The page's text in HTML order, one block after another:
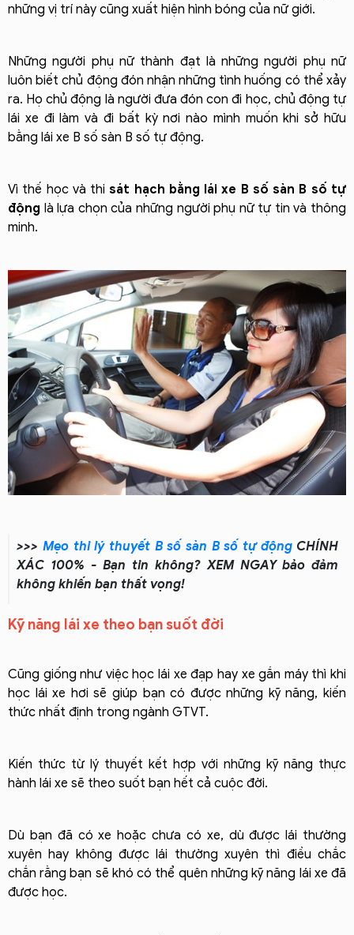
những vị trí này cũng xuất hiện hình bóng của nữ giới.
Những người phụ nữ thành đạt là những người phụ nữ
luôn biết chủ động đón nhận những tình huống có thể xảy
ra. Họ chủ động là người đưa đón con đi học, chủ động tự
lái xe đi làm và đi bất kỳ nơi nào mình muốn khi sở hữu
bằng lái xe B số sàn B số tự động.
Vì thế học và thisát hạch bằng lái xe B số sàn B số tự
động là lựa chọn của những người phụ nữ tự tin và thông
minh.
>>> Mẹo thi lý thuyết B số sàn B số tự độngCHÍNH
XÁC 100% - Bạn tin không? XEM NGAY bảo đảm
không khiến bạn thất vọng!
Kỹ năng lái xe theo bạn suốt đời
Cũng giống như việc học lái xe đạp hay xe gắn máy thì khi
học lái xe hơi sẽ giúp bạn có được những kỹ năng, kiến
thức nhất định trong ngành GTVT.
Kiến thức từ lý thuyết kết hợp với những kỹ năng thực
hành lái xe sẽ theo suốt bạn hết cả cuộc đời.
Dù bạn đã có xe hoặc chưa có xe, dù được lái thường
xuyên hay không được lái thường xuyên thì điều chắc
chắn rằng bạn sẽ khó có thể quên những kỹ năng lái xe đã
được học.